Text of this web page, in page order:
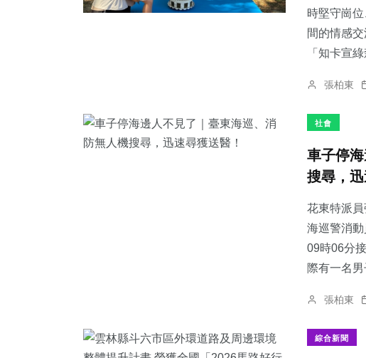
時堅守崗
間的情感
「知卡宣
張柏東
社會
車子停
搜尋，迅
花東特派員
海巡警消
09時06分
際有一名
張柏東
綜合新聞